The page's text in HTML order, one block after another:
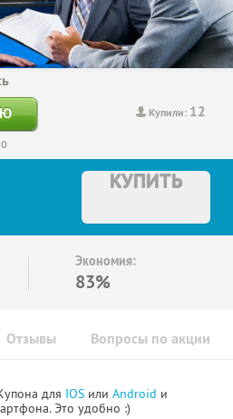
Купили: 12
КУПИТЬ
Экономия:
83%
Отзывы Вопросы по акции
для IOS или Android и
Это удобно :)